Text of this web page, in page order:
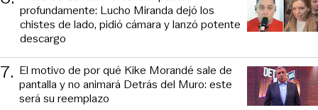
profundamente: Lucho Miranda dejó los
chistes de lado, pidió cámara y lanzó potente
descargo
7. El motivo de por qué Kike Morandé sale de
pantalla y no animará Detrás del Muro: este
será su reemplazo